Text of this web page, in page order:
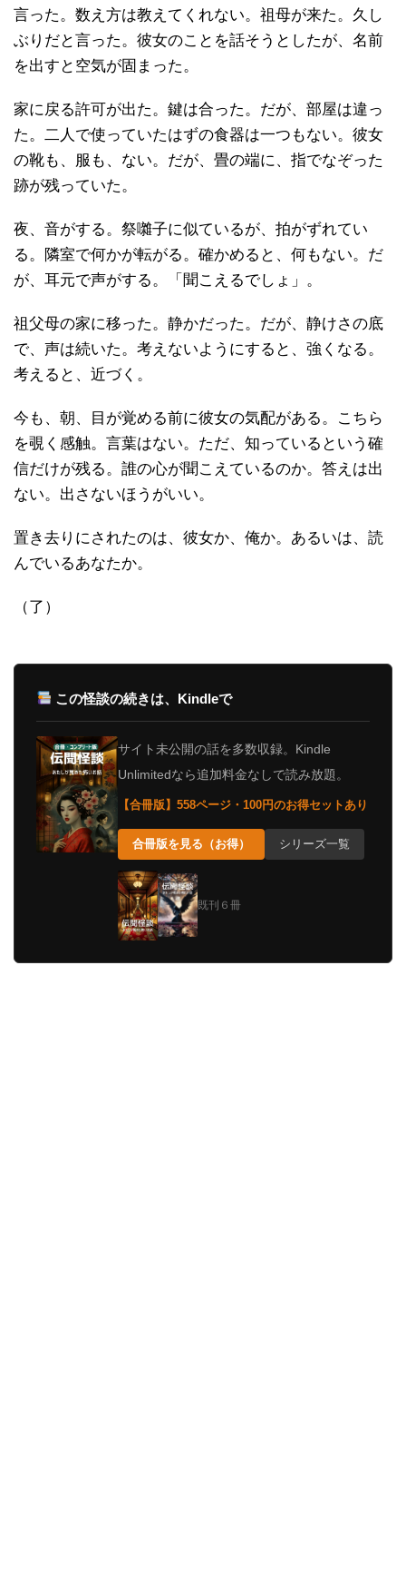
言った。数え方は教えてくれない。祖母が来た。久し
ぶりだと言った。彼女のことを話そうとしたが、名前
を出すと空気が固まった。
家に戻る許可が出た。鍵は合った。だが、部屋は違っ
た。二人で使っていたはずの食器は一つもない。彼女
の靴も、服も、ない。だが、畳の端に、指でなぞった
跡が残っていた。
夜、音がする。祭囃子に似ているが、拍がずれてい
る。隣室で何かが転がる。確かめると、何もない。だ
が、耳元で声がする。「聞こえるでしょ」。
祖父母の家に移った。静かだった。だが、静けさの底
で、声は続いた。考えないようにすると、強くなる。
考えると、近づく。
今も、朝、目が覚める前に彼女の気配がある。こちら
を覗く感触。言葉はない。ただ、知っているという確
信だけが残る。誰の心が聞こえているのか。答えは出
ない。出さないほうがいい。
置き去りにされたのは、彼女か、俺か。あるいは、読
んでいるあなたか。
（了）
この怪談の続きは、Kindleで
サイト未公開の話を多数収録。Kindle
Unlimitedなら追加料金なしで読み放題。
【合冊版】558ページ・100円のお得セットあり
合冊版を見る（お得） シリーズ一覧
既刊６冊